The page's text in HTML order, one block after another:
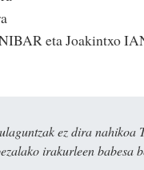
eta Joakintxo
ez dira
irakurleen babesa